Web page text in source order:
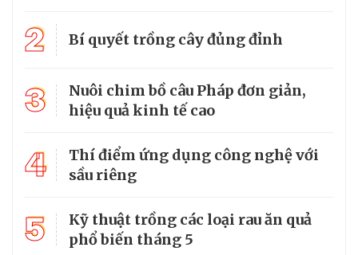
2 Bí quyết trồng cây đủng đỉnh
3
Nuôi chim bồ câu Pháp đơn giản,
hiệu quả kinh tế cao
4
Thí điểm ứng dụng công nghệ với
sầu riêng
5
Kỹ thuật trồng các loại rau ăn quả
phổ biến tháng 5